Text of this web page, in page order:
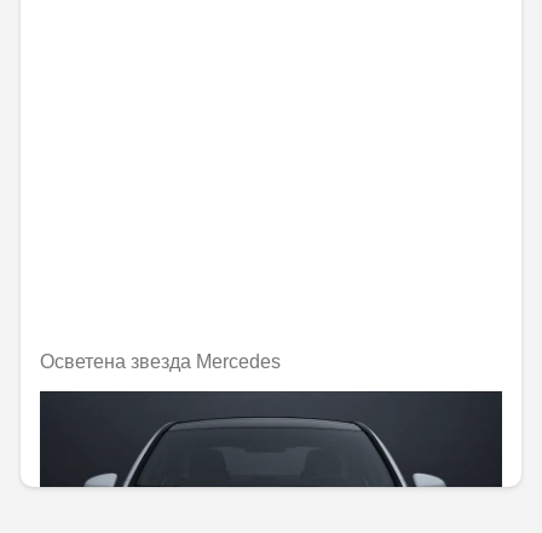
Осветена звезда Mercedes
272,28 € / 532,53 лв.